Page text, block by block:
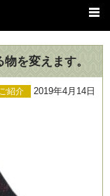
を変えます。
ご紹介 2019年4月14日